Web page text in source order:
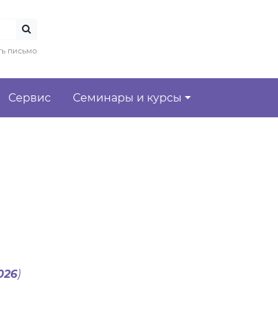
письмо
Сервис Семинары и курсы
)